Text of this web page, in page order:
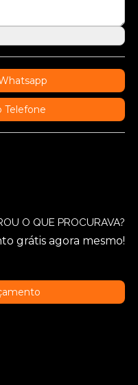
Telefone
O QUE PROCURAVA?
grátis agora mesmo!